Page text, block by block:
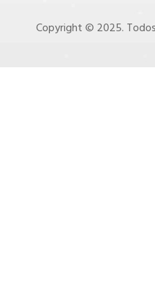
Copyright © 2025.